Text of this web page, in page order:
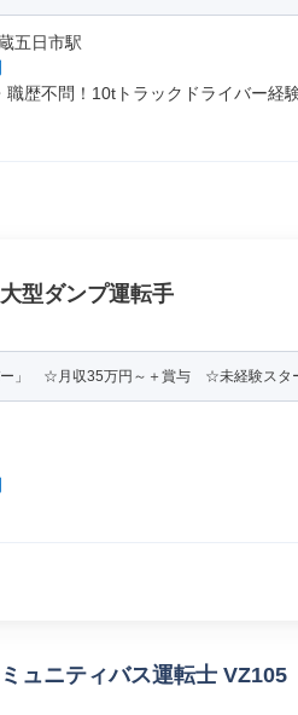
五日市駅
歴不問！10tトラックドライバー経
型ダンプ運転手
ー」 ☆月収35万円～＋賞与 ☆未経験スタ
ュニティバス運転士 VZ105